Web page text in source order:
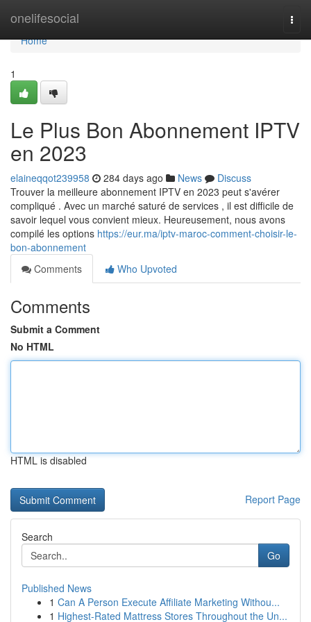
onelifesocial
Home
Home
1
Le Plus Bon Abonnement IPTV
en 2023
elaineqqot239958 284 days ago News
Discuss
Trouver la meilleure abonnement IPTV en 2023 peut s'avérer
compliqué . Avec un marché saturé de services , il est difficile de
savoir lequel vous convient mieux. Heureusement, nous avons
compilé les options https://eur.ma/iptv-maroc-comment-choisir-le-
bon-abonnement
Comments
Who Upvoted
Comments
Submit a Comment
No HTML
HTML is disabled
Report Page
Search
Go
Published News
1 Can A Person Execute Affiliate Marketing Withou...
1 Highest-Rated Mattress Stores Throughout the Un...